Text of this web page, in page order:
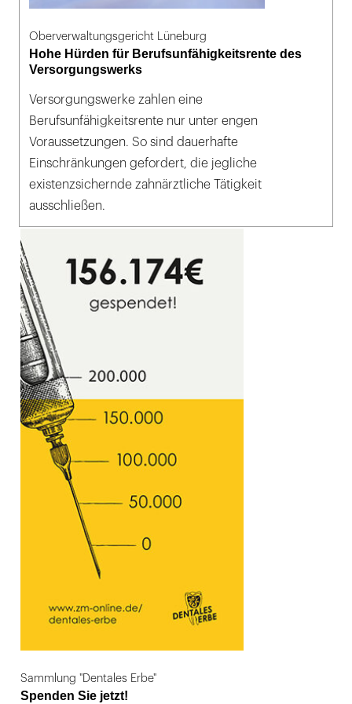
Oberverwaltungsgericht Lüneburg
Hohe Hürden für Berufsunfähigkeitsrente des
Versorgungswerks
Versorgungswerke zahlen eine
Berufsunfähigkeitsrente nur unter engen
Voraussetzungen. So sind dauerhafte
Einschränkungen gefordert, die jegliche
existenzsichernde zahnärztliche Tätigkeit
ausschließen.
Sammlung "Dentales Erbe"
Spenden Sie jetzt!